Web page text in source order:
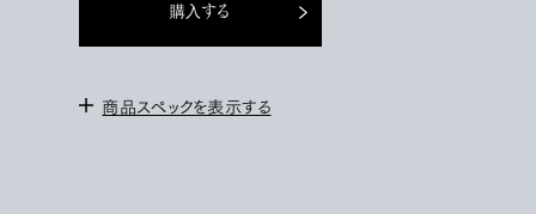
購入する
商品スペックを表示する